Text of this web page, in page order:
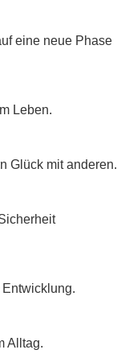
eine neue Phase
Leben.
Glück mit anderen.
Alltag.